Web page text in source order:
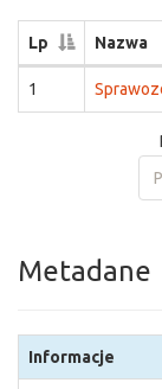
Lp Nazwa
1
Metadane
Informacje